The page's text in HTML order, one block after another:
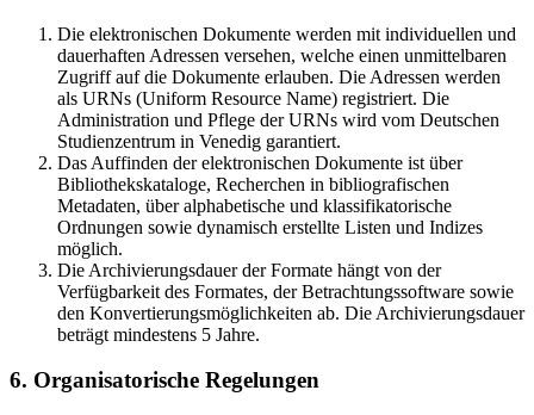
Die elektronischen Dokumente werden mit individuellen und
dauerhaften Adressen versehen, welche einen unmittelbaren
Zugriff auf die Dokumente erlauben. Die Adressen werden
als URNs (Uniform Resource Name) registriert. Die
Administration und Pflege der URNs wird vom Deutschen
Studienzentrum in Venedig garantiert.
Das Auffinden der elektronischen Dokumente ist über
Bibliothekskataloge, Recherchen in bibliografischen
Metadaten, über alphabetische und klassifikatorische
Ordnungen sowie dynamisch erstellte Listen und Indizes
möglich.
Die Archivierungsdauer der Formate hängt von der
Verfügbarkeit des Formates, der Betrachtungssoftware sowie
den Konvertierungsmöglichkeiten ab. Die Archivierungsdauer
beträgt mindestens 5 Jahre.
6. Organisatorische Regelungen